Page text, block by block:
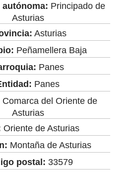
Principado de
Asturias
Asturias
Peñamellera Baja
Panes
Panes
Comarca del Oriente de
Asturias
Oriente de Asturias
Montaña de Asturias
postal: 33579